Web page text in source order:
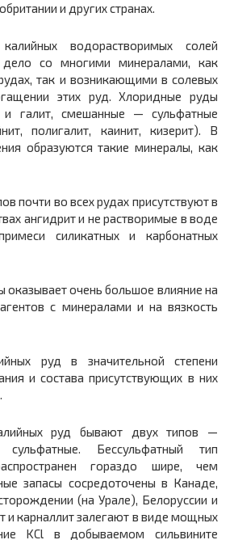
и других странах.
водорастворимых солей
дело со многими минералами, как
так и возникающими в солевых
этих руд. Хлоридные руды
и галит, смешанные — сульфатные
полигалит, каинит, кизерит). В
образуются такие минералы, как
почти во всех рудах присутствуют в
ангидрит и не растворимые в воде
силикатных и карбонатных
очень большое влияние на
с минералами и на вязкость
руд в значительной степени
и состава присутствующих в них
руд бывают двух типов —
Бессульфатный тип
гораздо шире, чем
запасы сосредоточены в Канаде,
(на Урале), Белоруссии и
и карналлит залегают в виде мощных
KCl в добываемом сильвините